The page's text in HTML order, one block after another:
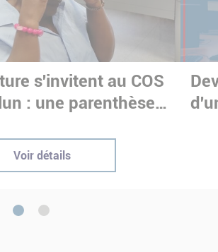
s'invitent au COS
: une parenthèse
Voir détails